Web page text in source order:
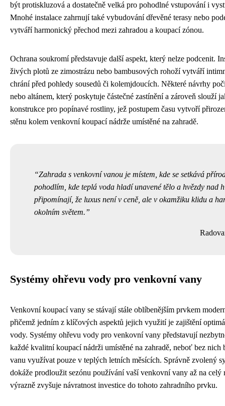
být protiskluzová a dostatečně velká pro pohodlné vstupování i
Mnohé instalace zahrnují také vybudování dřevěné terasy nebo
vytváří harmonický přechod mezi zahradou a koupací zónou.
Ochrana soukromí představuje další aspekt, který nelze podcenit.
živých plotů ze zimostrázu nebo bambusových rohoží vytváří
chrání před pohledy sousedů či kolemjdoucích. Některé návrhy
nebo altánem, který poskytuje částečné zastínění a zároveň slouží
konstrukce pro popínavé rostliny, jež postupem času vytvoří
stěnu kolem venkovní koupací nádrže umístěné na zahradě.
Zahrada s venkovní vanou je místem, kde se setkává
pohodlím, kde teplá voda hladí unavené tělo a hvězdy nad
připomínají, že luxus není v ceně, ale v okamžiku klidu a
okolním světem.
Systémy ohřevu vody pro venkovní vany
Venkovní koupací vany se stávají stále oblíbenějším prvkem
přičemž jedním z klíčových aspektů jejich využití je zajištění
vody. Systémy ohřevu vody pro venkovní vany představují
každé kvalitní koupací nádrži umístěné na zahradě, neboť bez nich
vanu využívat pouze v teplých letních měsících. Správně zvolený
dokáže prodloužit sezónu používání vaší venkovní vany až na celý
výrazně zvyšuje návratnost investice do tohoto zahradního prvku.